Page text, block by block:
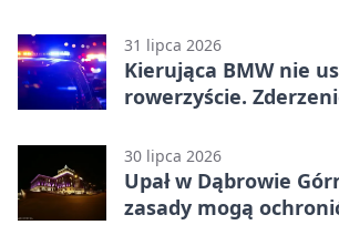
31 lipca 2026
Kierująca BMW nie
rowerzyście.
30 lipca 2026
Upał w Dąbrowie
zasady mogą